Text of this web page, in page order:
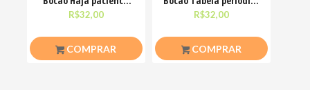
nesse caralho Meme
R$32,00
COMPRAR
Teu Cu Engraçadas
R$32,00
COMPRAR